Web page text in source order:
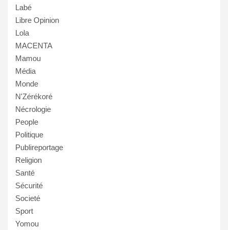
Labé
Libre Opinion
Lola
MACENTA
Mamou
Média
Monde
N'Zérékoré
Nécrologie
People
Politique
Publireportage
Religion
Santé
Sécurité
Societé
Sport
Yomou